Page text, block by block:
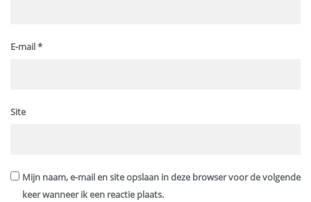
E-mail*
Site
Mijn naam, e-mail en site opslaan in deze browser voor de volgende
keer wanneer ik een reactie plaats.